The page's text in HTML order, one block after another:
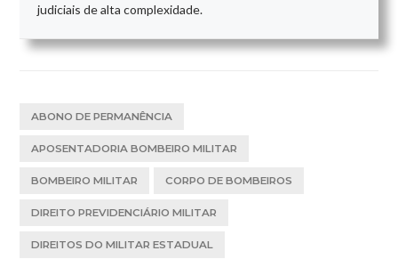
judiciais de alta complexidade.
ABONO DE PERMANÊNCIA
APOSENTADORIA BOMBEIRO MILITAR
BOMBEIRO MILITAR CORPO DE BOMBEIROS
DIREITO PREVIDENCIÁRIO MILITAR
DIREITOS DO MILITAR ESTADUAL